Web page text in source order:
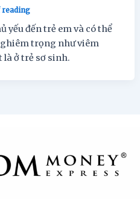
reading
yếu đến trẻ em và có thể
trọng như viêm
là ở trẻ sơ sinh.